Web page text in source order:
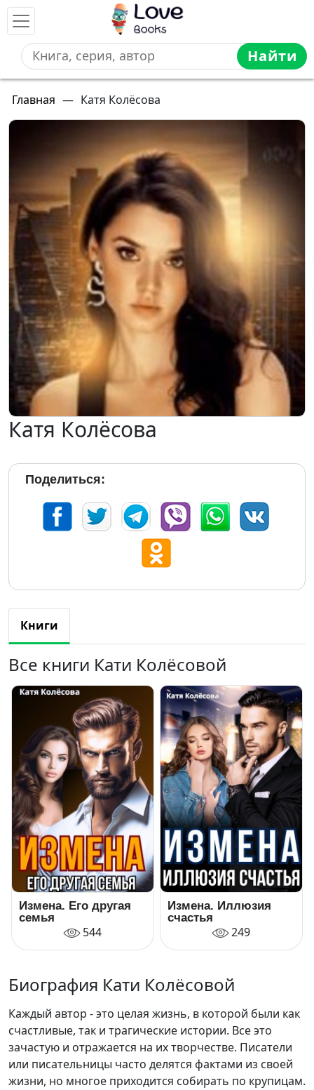
Найти
Главная — Катя Колёсова
Катя Колёсова
Поделиться:
Книги
Все книги Кати Колёсовой
Измена. Его другая
семья
544
Измена. Иллюзия
счастья
249
Биография Кати Колёсовой
Каждый автор - это целая жизнь, в которой были как
счастливые, так и трагические истории. Все это
зачастую и отражается на их творчестве. Писатели
или писательницы часто делятся фактами из своей
жизни, но многое приходится собирать по крупицам.